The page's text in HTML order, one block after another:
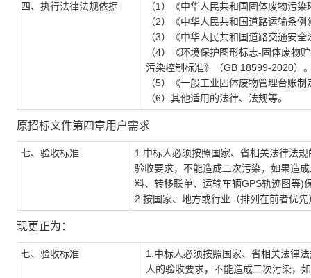
四、执行法律法规依据
（1）《中华人民共和国固体废物污
（2）《中华人民共和国道路运输条例
（3）《中华人民共和国道路交通安全
（4）《环境保护图形标志-固体废物
污染控制标准》（GB 18599-2020）
（5）《一般工业固体废物管理台账
（6）其他适用的法律、法规等。
原招标文件第四章用户需求
七、验收标准 1 .中标人必须按照国家、省相关法律法
验收要求，不能造成二次污染，如果造
料、转移联单、运输车辆GPS轨迹图等)
2.按国家、地方或行业（排列在前者优
现更正为：
七、验收标准 1 .中标人必须按照国家、省相关法律
人的验收要求，不能造成二次污染，